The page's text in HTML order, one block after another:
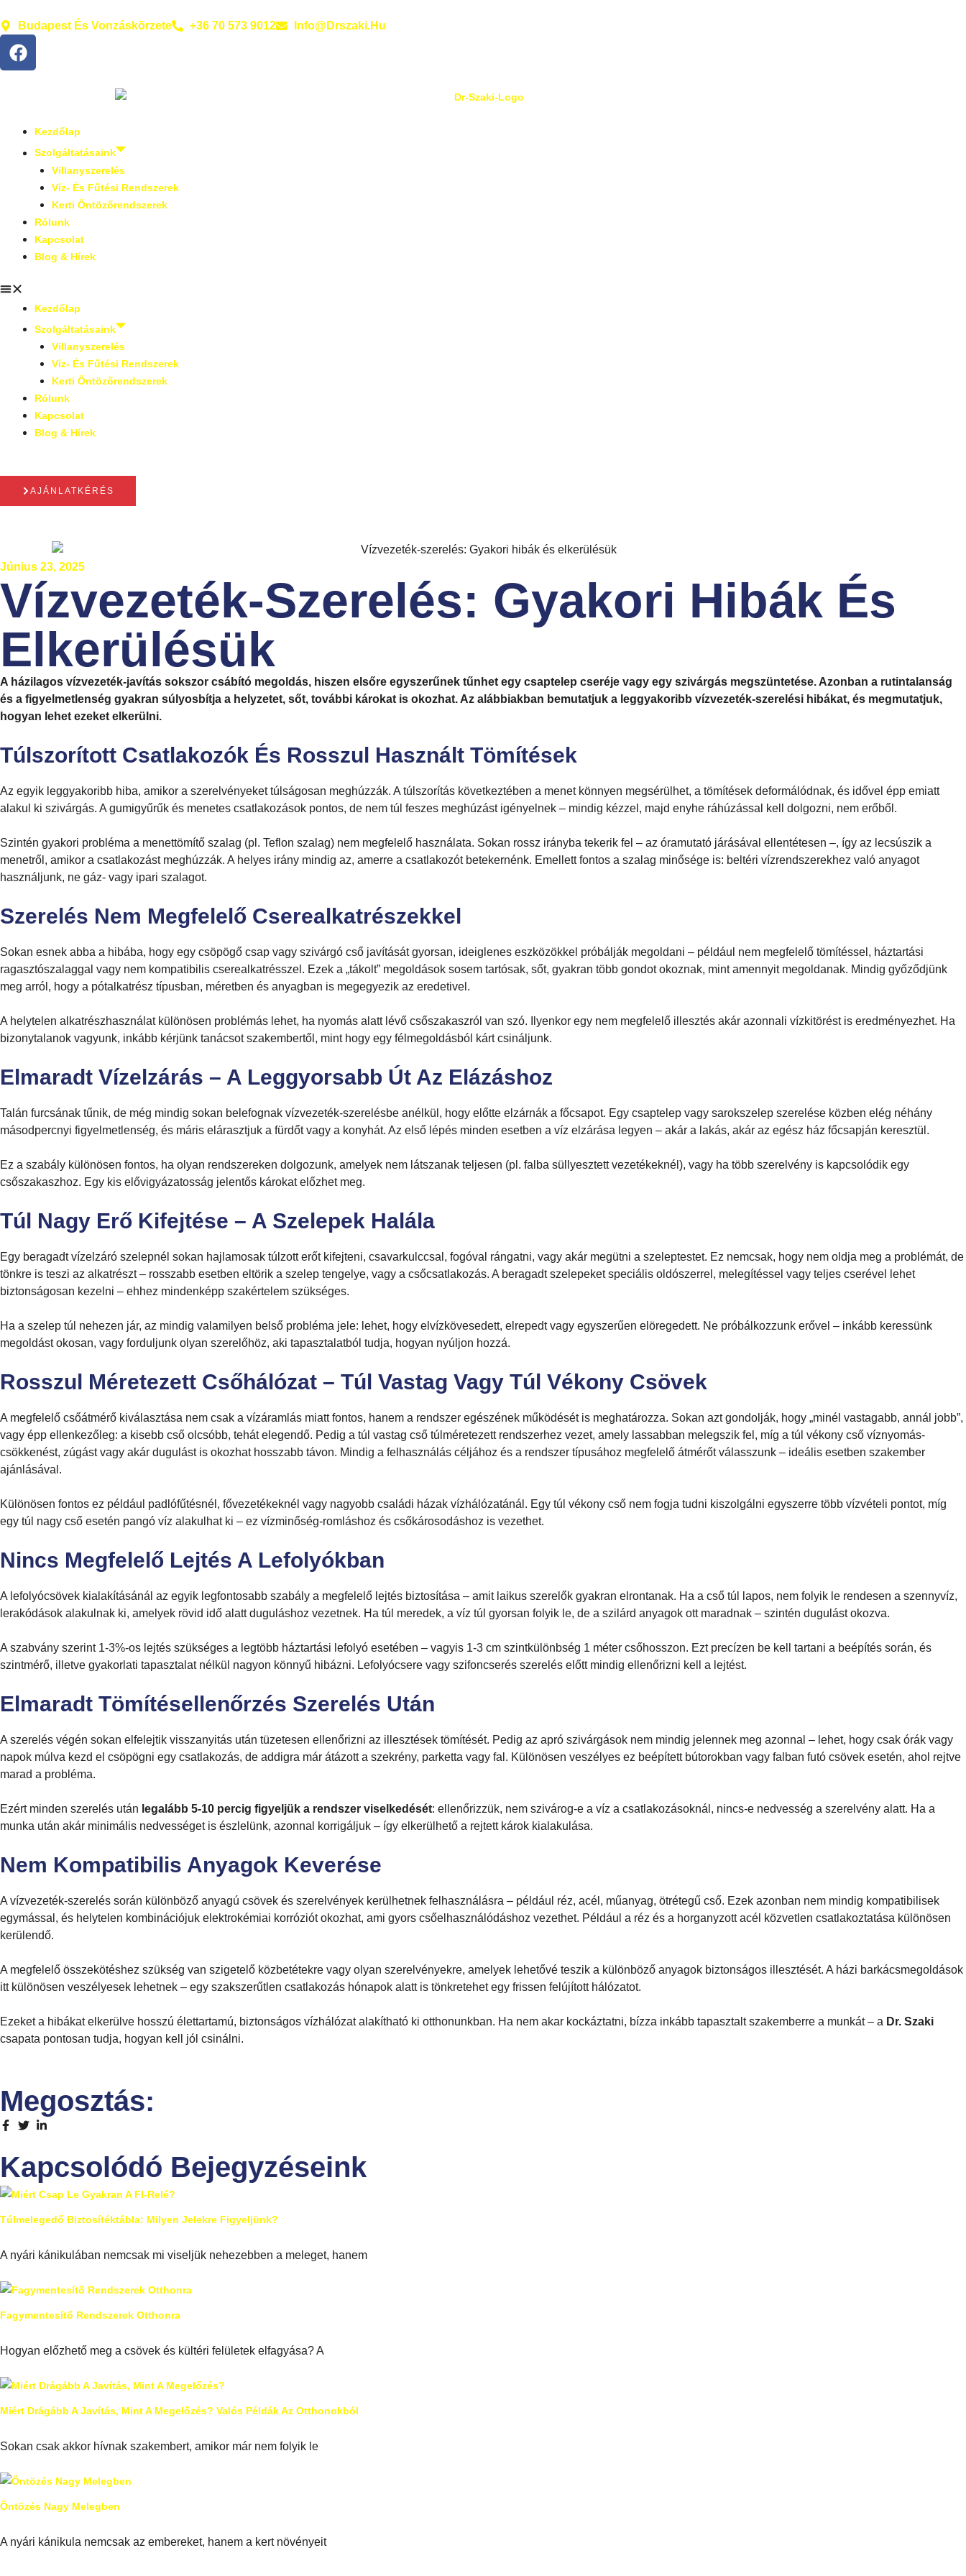
Budapest És Vonzáskörzete +36 70 573 9012 Info@drszaki.hu
Kezdőlap
Szolgáltatásaink
Villanyszerelés
Víz- És Fűtési Rendszerek
Kerti Öntözőrendszerek
Rólunk
Kapcsolat
Blog & Hírek
Kezdőlap
Szolgáltatásaink
Villanyszerelés
Víz- És Fűtési Rendszerek
Kerti Öntözőrendszerek
Rólunk
Kapcsolat
Blog & Hírek
AJÁNLATKÉRÉS
Június 23, 2025
Vízvezeték-Szerelés: Gyakori Hibák És
Elkerülésük
A házilagos vízvezeték-javítás sokszor csábító megoldás, hiszen elsőre egyszerűnek tűnhet egy csaptelep cseréje vagy egy szivárgás megszüntetése. Azonban a rutintalanság
és a figyelmetlenség gyakran súlyosbítja a helyzetet, sőt, további károkat is okozhat. Az alábbiakban bemutatjuk a leggyakoribb vízvezeték-szerelési hibákat, és megmutatjuk,
hogyan lehet ezeket elkerülni.
Túlszorított Csatlakozók És Rosszul Használt Tömítések
Az egyik leggyakoribb hiba, amikor a szerelvényeket túlságosan meghúzzák. A túlszorítás következtében a menet könnyen megsérülhet, a tömítések deformálódnak, és idővel épp emiatt
alakul ki szivárgás. A gumigyűrűk és menetes csatlakozások pontos, de nem túl feszes meghúzást igényelnek – mindig kézzel, majd enyhe ráhúzással kell dolgozni, nem erőből.
Szintén gyakori probléma a menettömítő szalag (pl. Teflon szalag) nem megfelelő használata. Sokan rossz irányba tekerik fel – az óramutató járásával ellentétesen –, így az lecsúszik a
menetről, amikor a csatlakozást meghúzzák. A helyes irány mindig az, amerre a csatlakozót betekernénk. Emellett fontos a szalag minősége is: beltéri vízrendszerekhez való anyagot
használjunk, ne gáz- vagy ipari szalagot.
Szerelés Nem Megfelelő Cserealkatrészekkel
Sokan esnek abba a hibába, hogy egy csöpögő csap vagy szivárgó cső javítását gyorsan, ideiglenes eszközökkel próbálják megoldani – például nem megfelelő tömítéssel, háztartási
ragasztószalaggal vagy nem kompatibilis cserealkatrésszel. Ezek a „tákolt” megoldások sosem tartósak, sőt, gyakran több gondot okoznak, mint amennyit megoldanak. Mindig győződjünk
meg arról, hogy a pótalkatrész típusban, méretben és anyagban is megegyezik az eredetivel.
A helytelen alkatrészhasználat különösen problémás lehet, ha nyomás alatt lévő csőszakaszról van szó. Ilyenkor egy nem megfelelő illesztés akár azonnali vízkitörést is eredményezhet. Ha
bizonytalanok vagyunk, inkább kérjünk tanácsot szakembertől, mint hogy egy félmegoldásból kárt csináljunk.
Elmaradt Vízelzárás – A Leggyorsabb Út Az Elázáshoz
Talán furcsának tűnik, de még mindig sokan belefognak vízvezeték-szerelésbe anélkül, hogy előtte elzárnák a főcsapot. Egy csaptelep vagy sarokszelep szerelése közben elég néhány
másodpercnyi figyelmetlenség, és máris elárasztjuk a fürdőt vagy a konyhát. Az első lépés minden esetben a víz elzárása legyen – akár a lakás, akár az egész ház főcsapján keresztül.
Ez a szabály különösen fontos, ha olyan rendszereken dolgozunk, amelyek nem látszanak teljesen (pl. falba süllyesztett vezetékeknél), vagy ha több szerelvény is kapcsolódik egy
csőszakaszhoz. Egy kis elővigyázatosság jelentős károkat előzhet meg.
Túl Nagy Erő Kifejtése – A Szelepek Halála
Egy beragadt vízelzáró szelepnél sokan hajlamosak túlzott erőt kifejteni, csavarkulccsal, fogóval rángatni, vagy akár megütni a szeleptestet. Ez nemcsak, hogy nem oldja meg a problémát, de
tönkre is teszi az alkatrészt – rosszabb esetben eltörik a szelep tengelye, vagy a csőcsatlakozás. A beragadt szelepeket speciális oldószerrel, melegítéssel vagy teljes cserével lehet
biztonságosan kezelni – ehhez mindenképp szakértelem szükséges.
Ha a szelep túl nehezen jár, az mindig valamilyen belső probléma jele: lehet, hogy elvízkövesedett, elrepedt vagy egyszerűen elöregedett. Ne próbálkozzunk erővel – inkább keressünk
megoldást okosan, vagy forduljunk olyan szerelőhöz, aki tapasztalatból tudja, hogyan nyúljon hozzá.
Rosszul Méretezett Csőhálózat – Túl Vastag Vagy Túl Vékony Csövek
A megfelelő csőátmérő kiválasztása nem csak a vízáramlás miatt fontos, hanem a rendszer egészének működését is meghatározza. Sokan azt gondolják, hogy „minél vastagabb, annál jobb”,
vagy épp ellenkezőleg: a kisebb cső olcsóbb, tehát elegendő. Pedig a túl vastag cső túlméretezett rendszerhez vezet, amely lassabban melegszik fel, míg a túl vékony cső víznyomás-
csökkenést, zúgást vagy akár dugulást is okozhat hosszabb távon. Mindig a felhasználás céljához és a rendszer típusához megfelelő átmérőt válasszunk – ideális esetben szakember
ajánlásával.
Különösen fontos ez például padlófűtésnél, fővezetékeknél vagy nagyobb családi házak vízhálózatánál. Egy túl vékony cső nem fogja tudni kiszolgálni egyszerre több vízvételi pontot, míg
egy túl nagy cső esetén pangó víz alakulhat ki – ez vízminőség-romláshoz és csőkárosodáshoz is vezethet.
Nincs Megfelelő Lejtés A Lefolyókban
A lefolyócsövek kialakításánál az egyik legfontosabb szabály a megfelelő lejtés biztosítása – amit laikus szerelők gyakran elrontanak. Ha a cső túl lapos, nem folyik le rendesen a szennyvíz,
lerakódások alakulnak ki, amelyek rövid idő alatt duguláshoz vezetnek. Ha túl meredek, a víz túl gyorsan folyik le, de a szilárd anyagok ott maradnak – szintén dugulást okozva.
A szabvány szerint 1-3%-os lejtés szükséges a legtöbb háztartási lefolyó esetében – vagyis 1-3 cm szintkülönbség 1 méter csőhosszon. Ezt precízen be kell tartani a beépítés során, és
szintmérő, illetve gyakorlati tapasztalat nélkül nagyon könnyű hibázni. Lefolyócsere vagy szifoncserés szerelés előtt mindig ellenőrizni kell a lejtést.
Elmaradt Tömítésellenőrzés Szerelés Után
A szerelés végén sokan elfelejtik visszanyitás után tüzetesen ellenőrizni az illesztések tömítését. Pedig az apró szivárgások nem mindig jelennek meg azonnal – lehet, hogy csak órák vagy
napok múlva kezd el csöpögni egy csatlakozás, de addigra már átázott a szekrény, parketta vagy fal. Különösen veszélyes ez beépített bútorokban vagy falban futó csövek esetén, ahol rejtve
marad a probléma.
Ezért minden szerelés után legalább 5-10 percig figyeljük a rendszer viselkedését: ellenőrizzük, nem szivárog-e a víz a csatlakozásoknál, nincs-e nedvesség a szerelvény alatt. Ha a
munka után akár minimális nedvességet is észlelünk, azonnal korrigáljuk – így elkerülhető a rejtett károk kialakulása.
Nem Kompatibilis Anyagok Keverése
A vízvezeték-szerelés során különböző anyagú csövek és szerelvények kerülhetnek felhasználásra – például réz, acél, műanyag, ötrétegű cső. Ezek azonban nem mindig kompatibilisek
egymással, és helytelen kombinációjuk elektrokémiai korróziót okozhat, ami gyors csőelhasználódáshoz vezethet. Például a réz és a horganyzott acél közvetlen csatlakoztatása különösen
kerülendő.
A megfelelő összekötéshez szükség van szigetelő közbetétekre vagy olyan szerelvényekre, amelyek lehetővé teszik a különböző anyagok biztonságos illesztését. A házi barkácsmegoldások
itt különösen veszélyesek lehetnek – egy szakszerűtlen csatlakozás hónapok alatt is tönkretehet egy frissen felújított hálózatot.
Ezeket a hibákat elkerülve hosszú élettartamú, biztonságos vízhálózat alakítható ki otthonunkban. Ha nem akar kockáztatni, bízza inkább tapasztalt szakemberre a munkát – a Dr. Szaki
csapata pontosan tudja, hogyan kell jól csinálni.
Megosztás:
Kapcsolódó Bejegyzéseink
Túlmelegedő Biztosítéktábla: Milyen Jelekre Figyeljünk?
A nyári kánikulában nemcsak mi viseljük nehezebben a meleget, hanem
Fagymentesítő Rendszerek Otthonra
Hogyan előzhető meg a csövek és kültéri felületek elfagyása? A
Miért Drágább A Javítás, Mint A Megelőzés? Valós Példák Az Otthonokból
Sokan csak akkor hívnak szakembert, amikor már nem folyik le
Öntözés Nagy Melegben
A nyári kánikula nemcsak az embereket, hanem a kert növényeit